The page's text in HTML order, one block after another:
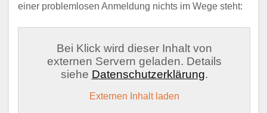
einer problemlosen Anmeldung nichts im Wege steht:
Bei Klick wird dieser Inhalt von
externen Servern geladen. Details
siehe Datenschutzerklärung.
Externen Inhalt laden